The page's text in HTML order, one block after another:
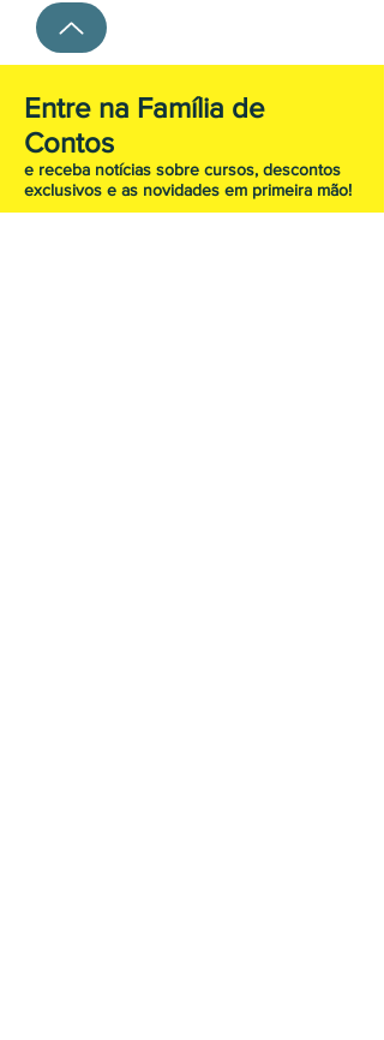
Entre na Família de
Contos
e receba notícias sobre cursos, descontos
exclusivos e as novidades em primeira mão!